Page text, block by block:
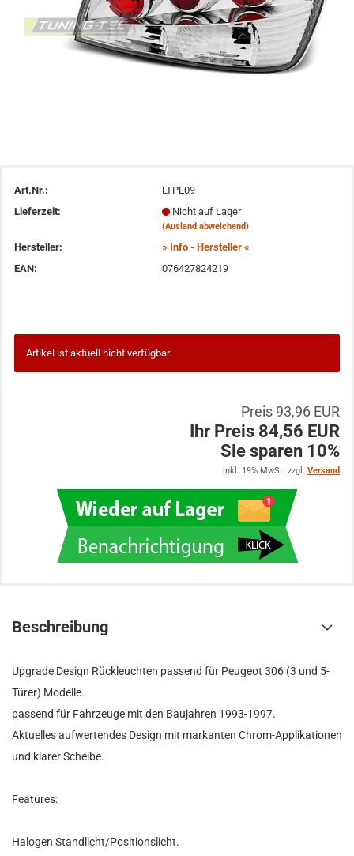
Art.Nr.:
LTPE09
Lieferzeit:
Nicht auf Lager
(Ausland abweichend)
Hersteller:
» Info - Hersteller «
EAN:
076427824219
Artikel ist aktuell nicht verfügbar.
Preis 93,96 EUR
Ihr Preis 84,56 EUR
Sie sparen 10%
inkl. 19% MwSt. zzgl. Versand
Beschreibung
Upgrade Design Rückleuchten passend für Peugeot 306 (3 und 5-
Türer) Modelle.
passend für Fahrzeuge mit den Baujahren 1993-1997.
Aktuelles aufwertendes Design mit markanten Chrom-Applikationen
und klarer Scheibe.
Features:
Halogen Standlicht/Positionslicht.